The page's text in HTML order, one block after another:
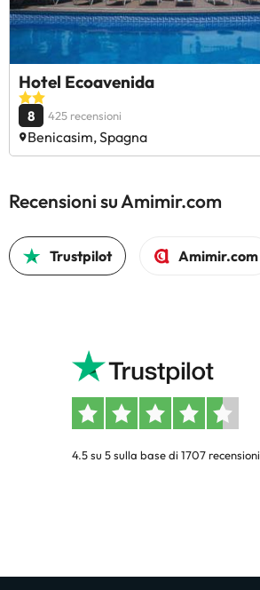
Hotel Ecoavenida
8 425 recensioni
Benicasim, Spagna
Recensioni su Amimir.com
Trustpilot Amimir.com
4.5 su 5 sulla base di 1707 recensioni